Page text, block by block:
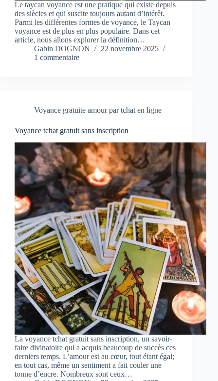
Le taycan voyance est une pratique qui existe depuis
des siècles et qui suscite toujours autant d’intérêt.
Parmi les différentes formes de voyance, le Taycan
voyance est de plus en plus populaire. Dans cet
article, nous allons explorer la définition…
Gabin DOGNON
22 novembre 2025
1 commentaire
Voyance gratuite amour par tchat en ligne
Voyance tchat gratuit sans inscription
La voyance tchat gratuit sans inscription, un savoir-
faire divinatoire qui a acquis beaucoup de succès ces
derniers temps. L’amour est au cœur, tout étant égal;
en tout cas, même un sentiment a fait couler une
tonne d’encre. Nombreux sont ceux…